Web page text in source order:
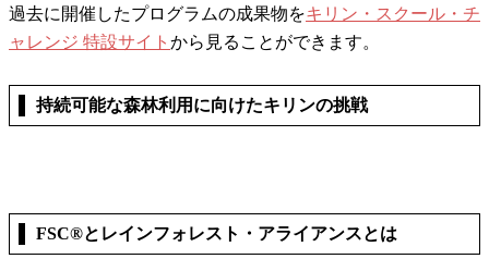
過去に開催したプログラムの成果物をキリン・スクール・チ
ャレンジ 特設サイト から見ることができます。
持続可能な森林利用に向けたキリンの挑戦
FSC®とレインフォレスト・アライアンスとは